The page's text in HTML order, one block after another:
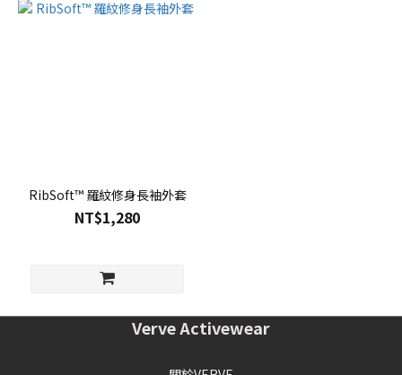
RibSoft™ 羅紋修身長袖外套
NT$1,280
Verve Activewear